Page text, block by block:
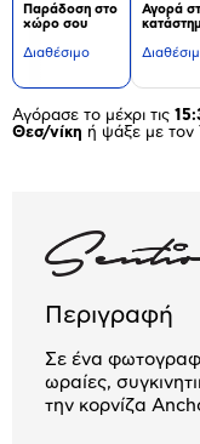
Παράδοση στο
χώρο σου
Διαθέσιμο
Αγορά
Αγόρασε το μέχρι τις
Θεσ/νίκη ή ψάξε με τον
Περιγραφή
Σε ένα
ωραίες,
την κορνίζα